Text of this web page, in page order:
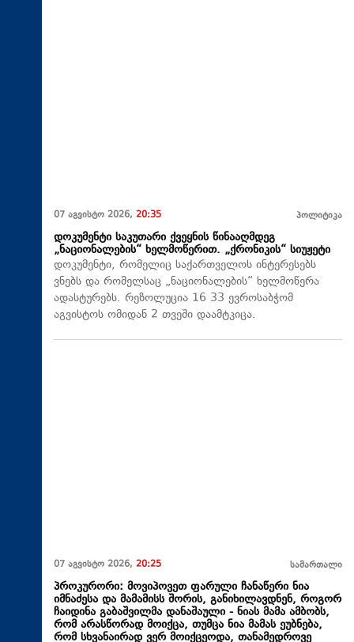
07 აგვისტო 2026, 20:35 პოლიტიკა
დოკუმენტი საკუთარი ქვეყნის წინააღმდეგ
„ნაციონალების“ ხელმოწერით. „ქრონიკის“ სიუჟეტი
დოკუმენტი, რომელიც საქართველოს ინტერესებს
ვნებს და რომელსაც „ნაციონალების“ ხელმოწერა
ადასტურებს. რეზოლუცია 16 33 ევროსაბჭომ
აგვისტოს ომიდან 2 თვეში დაამტკიცა.
07 აგვისტო 2026, 20:25 სამართალი
პროკურორი: მოვიპოვეთ ფარული ჩანაწერი ნია
იმნაძესა და მამამისს შორის, განიხილავდნენ, როგორ
ჩაიდინა გაბაშვილმა დანაშაული - ნიას მამა ამბობს,
რომ არასწორად მოიქცა, თუმცა ნია მამას ეუბნება,
რომ სხვანაირად ვერ მოიქცეოდა, თანამედროვე